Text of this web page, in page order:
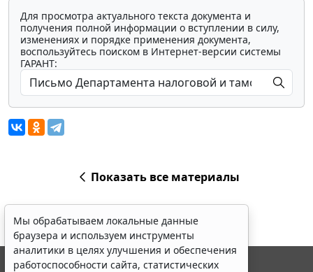
Для просмотра актуального текста документа и
получения полной информации о вступлении в силу,
изменениях и порядке применения документа,
воспользуйтесь поиском в Интернет-версии системы
ГАРАНТ:
Показать все материалы
Мы обрабатываем локальные данные
браузера и используем инструменты
аналитики в целях улучшения и обеспечения
работоспособности сайта, статистических